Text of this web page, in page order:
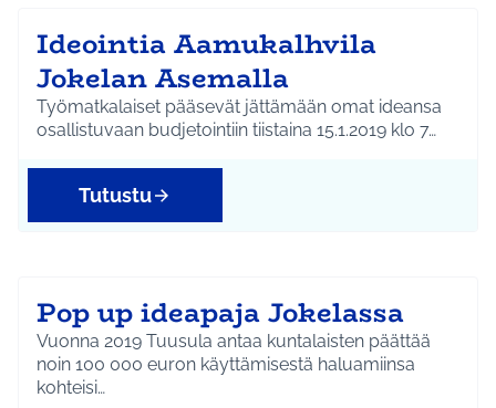
−
Ideointia Aamukalhvila
Jokelan Asemalla
Työmatkalaiset pääsevät jättämään omat ideansa
osallistuvaan budjetointiin tiistaina 15.1.2019 klo 7…
Tutustu
Pop up ideapaja Jokelassa
Vuonna 2019 Tuusula antaa kuntalaisten päättää
noin 100 000 euron käyttämisestä haluamiinsa
kohteisi…